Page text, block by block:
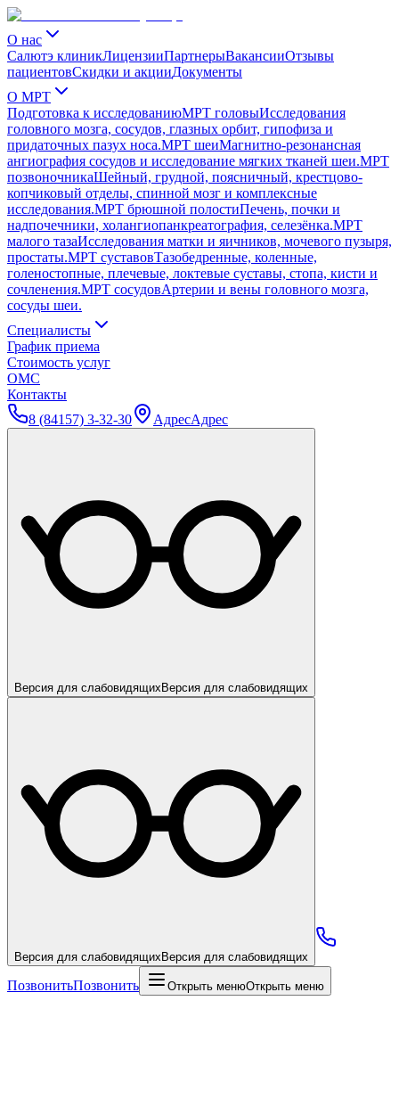
О нас
Салютэ клиникЛицензииПартнерыВакансииОтзывы
пациентовСкидки и акцииДокументы
О МРТ
Подготовка к исследованиюМРТ головыИсследования
головного мозга, сосудов, глазных орбит, гипофиза и
придаточных пазух носа.МРТ шеиМагнитно-резонансная
ангиография сосудов и исследование мягких тканей шеи.МРТ
позвоночникаШейный, грудной, поясничный, крестцово-
копчиковый отделы, спинной мозг и комплексные
исследования.МРТ брюшной полостиПечень, почки и
надпочечники, холангиопанкреатография, селезёнка.МРТ
малого тазаИсследования матки и яичников, мочевого пузыря,
простаты.МРТ суставовТазобедренные, коленные,
голеностопные, плечевые, локтевые суставы, стопа, кисти и
сочленения.МРТ сосудовАртерии и вены головного мозга,
сосуды шеи.
Специалисты
График приема
Стоимость услуг
ОМС
Контакты
8 (84157) 3-32-30
АдресАдрес
Версия для слабовидящих Версия для слабовидящих
Версия для слабовидящих Версия для слабовидящих
ПозвонитьПозвонить Открыть менюОткрыть меню